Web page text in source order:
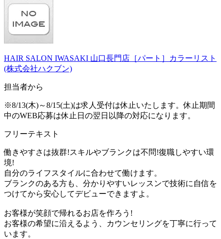
HAIR SALON IWASAKI 山口長門店［パート］カラーリスト
(株式会社ハクブン)
担当者から
※8/13(木)～8/15(土)は求人受付は休止いたします。休止期間
中のWEB応募は休止日の翌日以降の対応になります。
フリーテキスト
働きやすさは抜群!スキルやブランクは不問!復職しやすい環
境!
自分のライフスタイルに合わせて働けます。
ブランクのある方も、分かりやすいレッスンで技術に自信を
つけてから安心してデビューできますよ。
お客様が笑顔で帰れるお店を作ろう!
お客様の希望に沿えるよう、カウンセリングを丁寧に行って
います。